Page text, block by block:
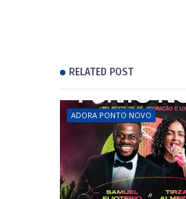
RELATED POST
ADORA PONTO NOVO